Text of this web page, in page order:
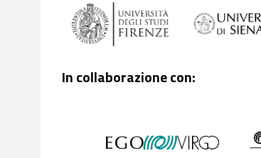
In collaborazione con: